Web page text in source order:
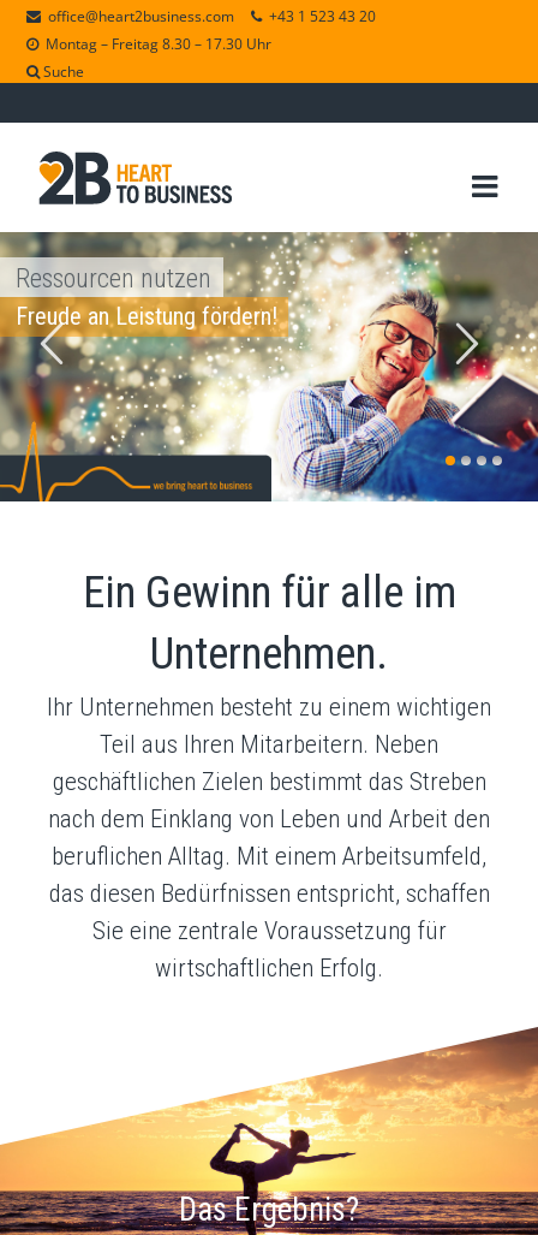
office@heart2business.com
+43 1 523 43 20
Montag – Freitag 8.30 – 17.30 Uhr
Suche
Ressourcen nutzen
Freude an Leistung fördern!
Ein Gewinn für alle im
Unternehmen.
Ihr Unternehmen besteht zu einem wichtigen
Teil aus Ihren Mitarbeitern. Neben
geschäftlichen Zielen bestimmt das Streben
nach dem Einklang von Leben und Arbeit den
beruflichen Alltag. Mit einem Arbeitsumfeld,
das diesen Bedürfnissen entspricht, schaffen
Sie eine zentrale Voraussetzung für
wirtschaftlichen Erfolg.
Das Ergebnis?